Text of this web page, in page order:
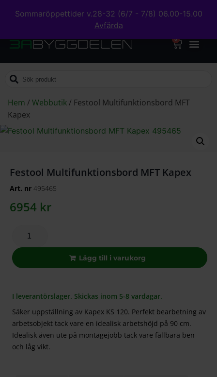
Sommaröppettider v.28-32 (6/7 - 7/8) 06.00-15.00
Avfärda
0
Hem /Webbutik/ Festool Multifunktionsbord MFT
Kapex
Festool Multifunktionsbord MFT Kapex
Art. nr 495465
6954 kr
Lägg till i varukorg
I leverantörslager. Skickas inom 5-8 vardagar.
Säker uppställning av Kapex KS 120. Perfekt bearbetning av
arbetsobjekt tack vare en idealisk arbetshöjd på 90 cm.
Idealisk även ute på montagejobb tack vare fällbara ben
och låg vikt.